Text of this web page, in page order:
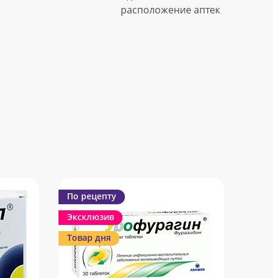
расположение аптек
По рецепту
Эксклюзив
Товар дня